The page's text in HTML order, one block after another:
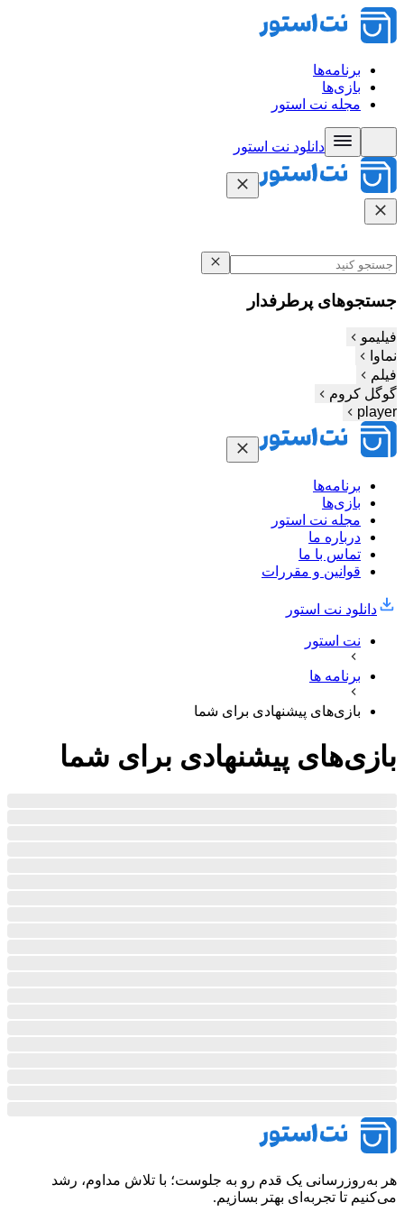
برنامه‌ها
بازی‌ها
مجله نت استور
دانلود نت‌ استور
جستجوهای پرطرفدار
فیلیمو
نماوا
فیلم‌
گوگل کروم
player
برنامه‌ها
بازی‌ها
مجله نت استور
درباره ما
تماس با ما
قوانین و مقررات
دانلود نت‌ استور
نت استور
برنامه ها
بازی‌های پیشنهادی برای شما
بازی‌های پیشنهادی برای شما
هر به‌روزرسانی یک قدم رو به جلوست؛ با تلاش مداوم، رشد
می‌کنیم تا تجربه‌ای بهتر بسازیم.